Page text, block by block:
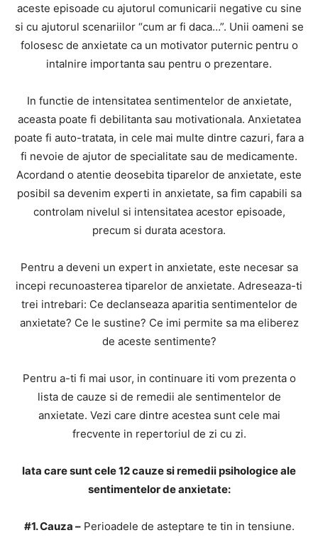
aceste episoade cu ajutorul comunicarii negative cu sine
si cu ajutorul scenariilor “cum ar fi daca…”. Unii oameni se
folosesc de anxietate ca un motivator puternic pentru o
intalnire importanta sau pentru o prezentare.
In functie de intensitatea sentimentelor de anxietate,
aceasta poate fi debilitanta sau motivationala. Anxietatea
poate fi auto-tratata, in cele mai multe dintre cazuri, fara a
fi nevoie de ajutor de specialitate sau de medicamente.
Acordand o atentie deosebita tiparelor de anxietate, este
posibil sa devenim experti in anxietate, sa fim capabili sa
controlam nivelul si intensitatea acestor episoade,
precum si durata acestora.
Pentru a deveni un expert in anxietate, este necesar sa
incepi recunoasterea tiparelor de anxietate. Adreseaza-ti
trei intrebari: Ce declanseaza aparitia sentimentelor de
anxietate? Ce le sustine? Ce imi permite sa ma eliberez
de aceste sentimente?
Pentru a-ti fi mai usor, in continuare iti vom prezenta o
lista de cauze si de remedii ale sentimentelor de
anxietate. Vezi care dintre acestea sunt cele mai
frecvente in repertoriul de zi cu zi.
Iata care sunt cele 12 cauze si remedii psihologice ale
sentimentelor de anxietate:
#1. Cauza –Perioadele de asteptare te tin in tensiune.